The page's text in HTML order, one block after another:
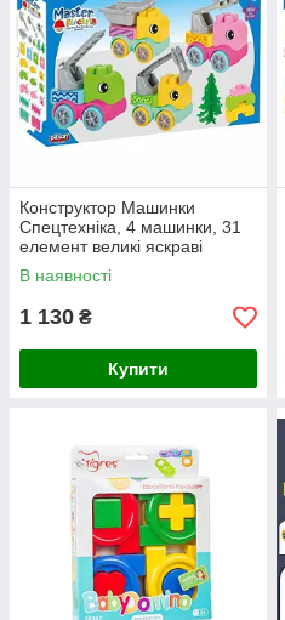
Конструктор Машинки
Спецтехніка, 4 машинки, 31
елемент великі яскраві
деталі, від 2 х рокі
В наявності
1 130 ₴
Купити